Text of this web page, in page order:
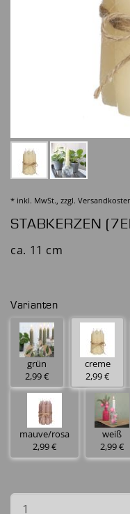
* inkl. MwSt., zzgl.
STABKERZEN
ca. 11 cm
Varianten
grün
2,99 €
creme
2,99 €
mauve/rosa
2,99 €
weiß
2,99 €